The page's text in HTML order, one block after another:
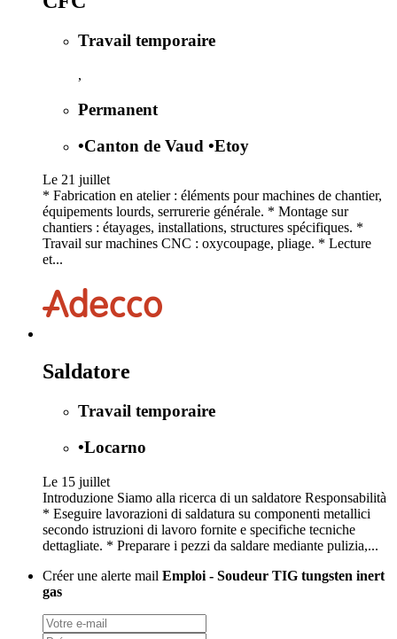
Travail temporaire
,
Permanent
•Canton de Vaud •Etoy
Le 21 juillet
* Fabrication en atelier : éléments pour machines de chantier,
équipements lourds, serrurerie générale. * Montage sur
chantiers : étayages, installations, structures spécifiques. *
Travail sur machines CNC : oxycoupage, pliage. * Lecture
et...
Saldatore
Travail temporaire
•Locarno
Le 15 juillet
Introduzione Siamo alla ricerca di un saldatore Responsabilità
* Eseguire lavorazioni di saldatura su componenti metallici
secondo istruzioni di lavoro fornite e specifiche tecniche
dettagliate. * Preparare i pezzi da saldare mediante pulizia,...
Créer une alerte mail Emploi - Soudeur TIG tungsten inert
gas